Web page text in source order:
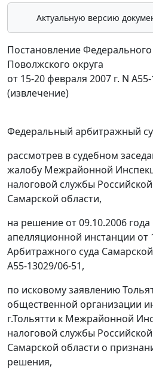
Актуальную версию
Постановление
Поволжского округа
от 15-20 февраля 2007 г. N
(извлечение)
Федеральный арбитражный
рассмотрев в судебном
жалобу Межрайонной
налоговой службы
Самарской области,
на решение от 09.10.2006
апелляционной инстанции от
Арбитражного суда
А55-13029/06-51,
по исковому заявлению
общественной организации
г.Тольятти к Межрайонной
налоговой службы
Самарской области о
решения,